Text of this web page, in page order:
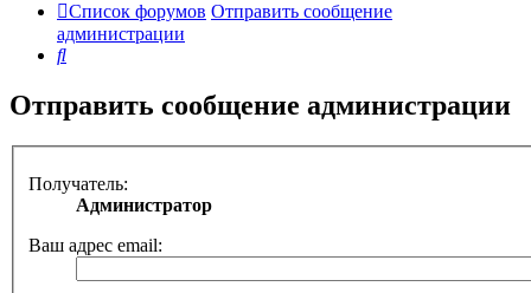
Список форумов Отправить сообщение
администрации
Поиск
Отправить сообщение администрации
Получатель:
Администратор
Ваш адрес email: